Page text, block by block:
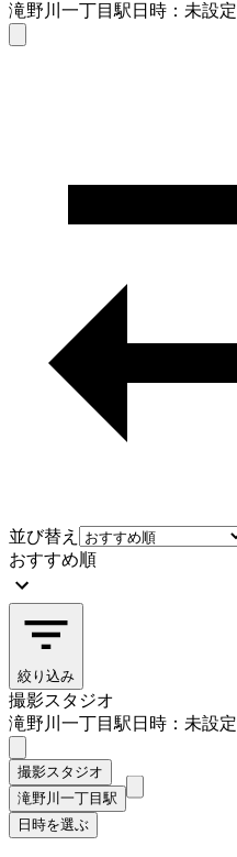
滝野川一丁目駅日時：未設定
並び替え
おすすめ順
絞り込み
撮影スタジオ
滝野川一丁目駅日時：未設定
撮影スタジオ
滝野川一丁目駅
日時を選ぶ